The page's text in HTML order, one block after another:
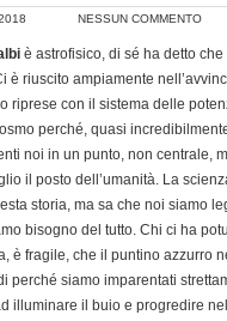
NESSUN COMMENTO
è astrofisico, di sé ha detto
è riuscito ampiamente
riprese con il sistema delle
perché, quasi
noi in un punto, non centrale,
il posto dell’umanità. La
storia, ma sa che noi siamo
bisogno del tutto. Chi ci ha
è fragile, che il puntino azzurro
perché siamo imparentati
illuminare il buio e progredire